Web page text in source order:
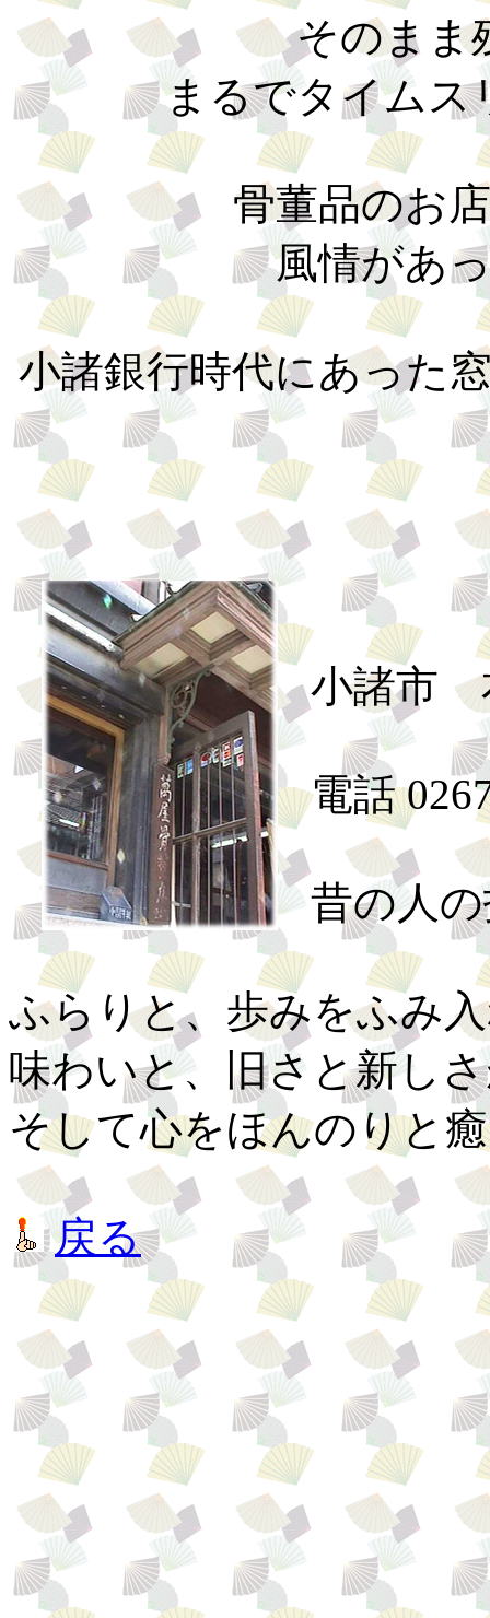
そのまま
まるでタイムス
骨董品のお
風情があ
小諸銀行時代にあった
小諸市
電話
昔の人
ふらりと、歩みをふみ
味わいと、旧さと新し
そして心をほんのりと
戻る